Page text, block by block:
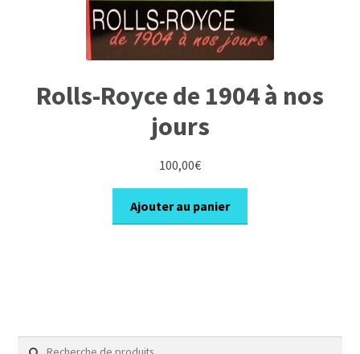
Rolls-Royce de 1904 à nos
jours
100,00€
Ajouter au panier
Recherche